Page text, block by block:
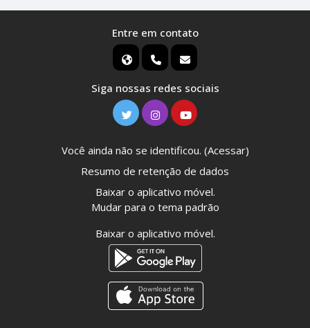
Entre em contato
Siga nossas redes sociais
Você ainda não se identificou. (Acessar)
Resumo de retenção de dados
Baixar o aplicativo móvel.
Mudar para o tema padrão
Baixar o aplicativo móvel.